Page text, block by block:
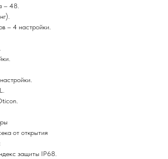
– 48.
– 4 настройки.
от открытия
защиты IP68.